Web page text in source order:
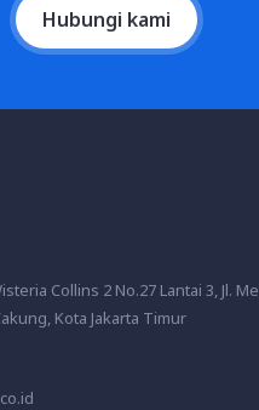
Hubungi kami
Collins 2 No.27 Lantai 3, Jl.
Kota Jakarta Timur